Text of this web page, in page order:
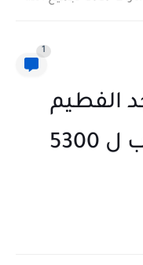
1
الفطيم
بالامارات 2024 برواتب ل 5300